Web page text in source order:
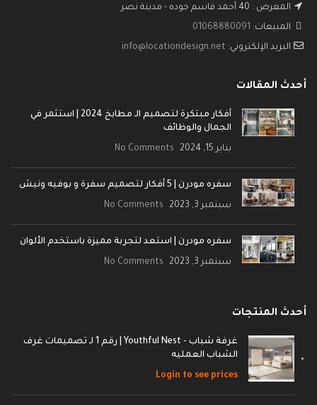
المعرض : 40 أحمد قاسم جوده - مدينة نصر
المبيعات: 01068880091
البريد الإلكتروني: info@locationdesign.net
أحدث المقالات
أفكار مبتكرة لتصميم الـ مطابخ 2024 | استثمر في
الجمال والوظائف
يناير 15, 2024 No Comments
سفره مودرن | 5 أفكار لتصميم سفرة و بوفيه ونيش
سبتمبر 3, 2023 No Comments
سفره مودرن | استعد لتجربة مميزة باستخدم الألوان
سبتمبر 3, 2023 No Comments
أحدث المنتجات
غرفة شباب - Youthful Nest | رقم 1 لـ تصميمات غرف
الشباب العمليه
Login to see prices